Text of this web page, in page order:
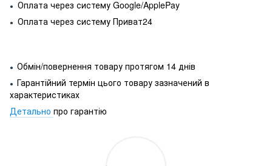
● Оплата через систему Google/ApplePay
● Оплата через систему Приват24
● Обмін/повернення товару протягом 14 днів
● Гарантійний термін цього товару зазначений в
характеристиках
Детально про гарантію